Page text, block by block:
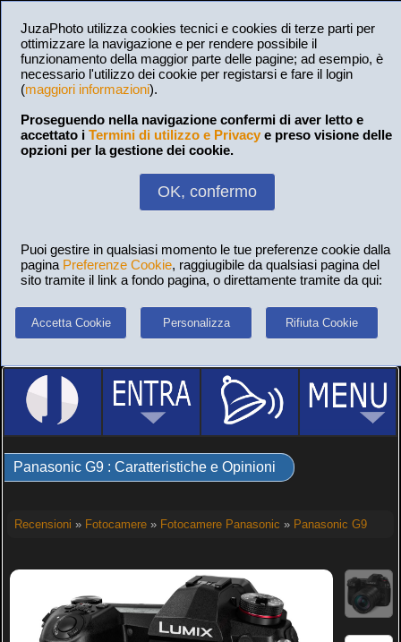
JuzaPhoto utilizza cookies tecnici e cookies di terze parti per
ottimizzare la navigazione e per rendere possibile il
funzionamento della maggior parte delle pagine; ad esempio, è
necessario l'utilizzo dei cookie per registarsi e fare il login
(maggiori informazioni).
Proseguendo nella navigazione confermi di aver letto e
accettato i Termini di utilizzo e Privacy e preso visione delle
opzioni per la gestione dei cookie.
OK, confermo
Puoi gestire in qualsiasi momento le tue preferenze cookie dalla
pagina Preferenze Cookie, raggiugibile da qualsiasi pagina del
sito tramite il link a fondo pagina, o direttamente tramite da qui:
Accetta Cookie Personalizza Rifiuta Cookie
Panasonic G9 : Caratteristiche e Opinioni
Recensioni » Fotocamere» Fotocamere Panasonic » Panasonic G9